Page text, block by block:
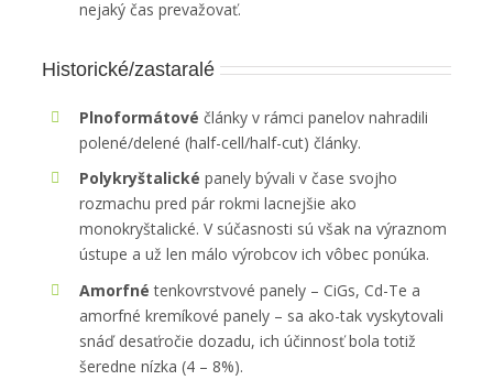
nejaký čas prevažovať.
Historické/zastaralé
Plnoformátové články v rámci panelov nahradili
polené/delené (half-cell/half-cut) články.
Polykryštalické panely bývali v čase svojho
rozmachu pred pár rokmi lacnejšie ako
monokryštalické. V súčasnosti sú však na výraznom
ústupe a už len málo výrobcov ich vôbec ponúka.
Amorfné tenkovrstvové panely – CiGs, Cd-Te a
amorfné kremíkové panely – sa ako-tak vyskytovali
snáď desaťročie dozadu, ich účinnosť bola totiž
šeredne nízka (4 – 8%).